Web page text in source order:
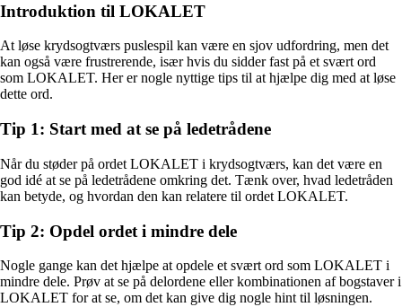
Introduktion til LOKALET
At løse krydsogtværs puslespil kan være en sjov udfordring, men det
kan også være frustrerende, især hvis du sidder fast på et svært ord
som LOKALET. Her er nogle nyttige tips til at hjælpe dig med at løse
dette ord.
Tip 1: Start med at se på ledetrådene
Når du støder på ordet LOKALET i krydsogtværs, kan det være en
god idé at se på ledetrådene omkring det. Tænk over, hvad ledetråden
kan betyde, og hvordan den kan relatere til ordet LOKALET.
Tip 2: Opdel ordet i mindre dele
Nogle gange kan det hjælpe at opdele et svært ord som LOKALET i
mindre dele. Prøv at se på delordene eller kombinationen af bogstaver i
LOKALET for at se, om det kan give dig nogle hint til løsningen.